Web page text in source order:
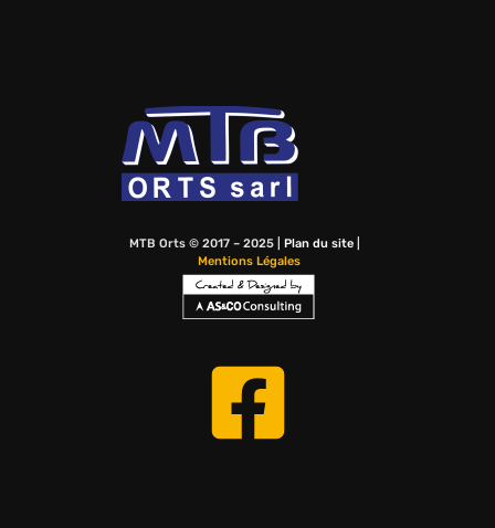
MTB Orts © 2017 – 2025 | Plan du site|
Mentions Légales